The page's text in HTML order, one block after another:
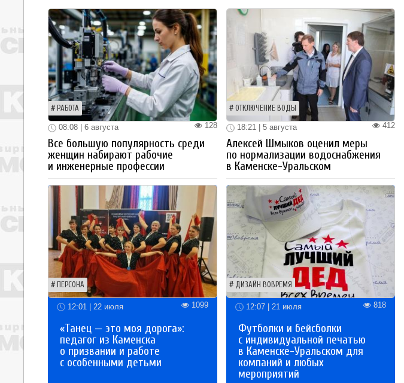
РАБОТА
128
08:08 | 6 августа
Все большую популярность среди
женщин набирают рабочие
и инженерные профессии
ОТКЛЮЧЕНИЕ ВОДЫ
412
18:21 | 5 августа
Алексей Шмыков оценил меры
по нормализации водоснабжения
в Каменске-Уральском
ПЕРСОНА
12:01 | 22 июля 1099
«Танец — это моя дорога»:
педагог из Каменска
о призвании и работе
с особенными детьми
ДИЗАЙН ВОВРЕМЯ
12:07 | 21 июля 818
Футболки и бейсболки
с индивидуальной печатью
в Каменске-Уральском для
компаний и любых
мероприятий